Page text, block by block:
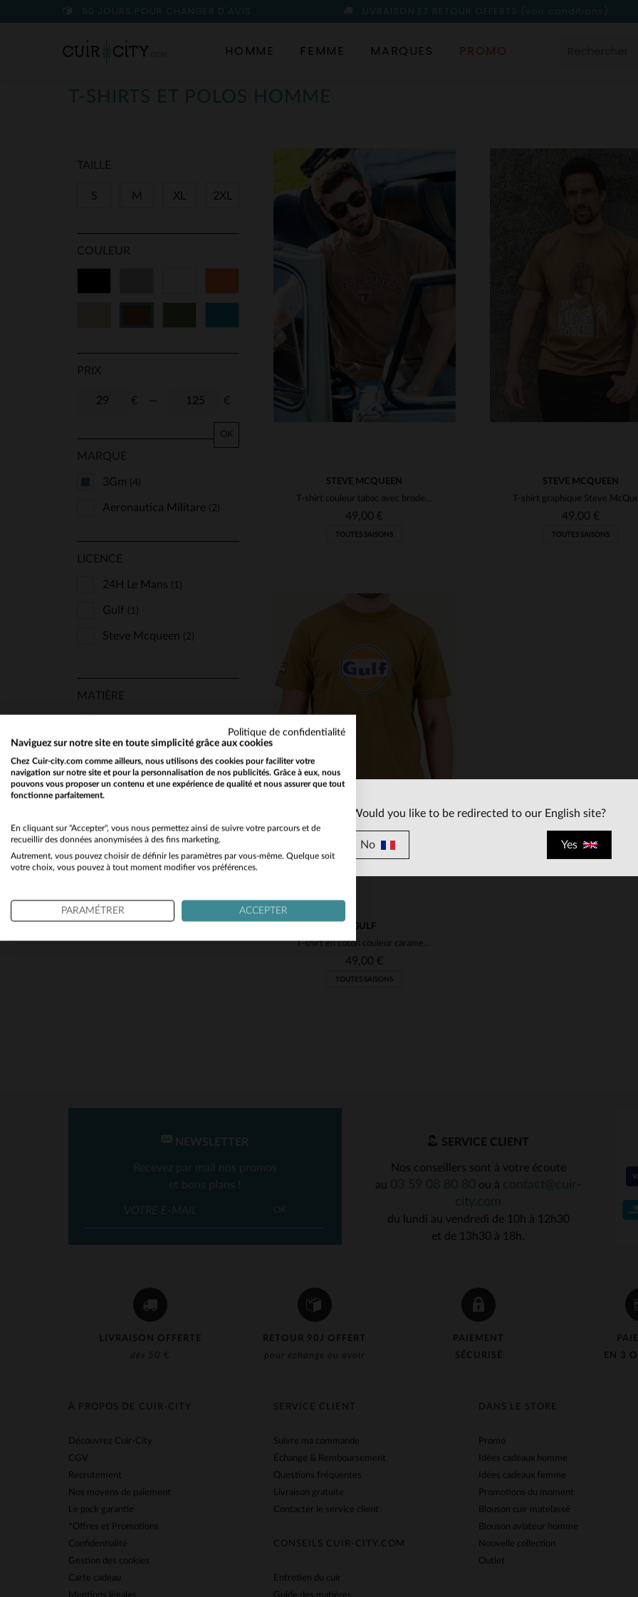
90 JOURS POUR CHANGER D'AVIS LIVRAISON ET RETOUR OFFERTS (voir conditions)
HOMME FEMME MARQUES PROMO
T-SHIRTS ET POLOS HOMME
TAILLE
S M XL 2XL
COULEUR
PRIX
€ €
OK
MARQUE
3Gm (4)
Aeronautica Militare (2)
LICENCE
24H Le Mans (1)
Gulf (1)
Steve Mcqueen (2)
MATIÈRE
SAISON
STEVE MCQUEEN
T-shirt couleur tabac avec broderie Steve McQueen
49,00 €
TOUTES SAISONS
STEVE MCQUEEN
49,00 €
TOUTES SAISONS
TAILLES DISPONIBLES
GULF
T-shirt en coton couleur caramel avec logo Gulf
49,00 €
TOUTES SAISONS
LIVRAISON OFFERTE
dès 50 €
RETOUR 90J OFFERT
pour échange ou avoir
PAIEMENT
SÉCURISÉ
EN 3
NEWSLETTER
Recevez par mail nos promos
et bons plans !
OK
SERVICE CLIENT
Nos conseillers sont à votre écoute
au
ou à
du lundi au vendredi de 10h à 12h30
et de 13h30 à 18h.
SERVICE CLIENT
Suivre ma commande
Échange & Remboursement
Questions fréquentes
Livraison gratuite
Contacter le service client
CONSEILS CUIR-CITY.COM
Entretien du cuir
DANS LE STORE
Promo
Idées cadeaux homme
Idées cadeaux femme
Promotions du moment
Blouson cuir matelassé
Blouson aviateur homme
Nouvelle collection
Outlet
À PROPOS DE CUIR-CITY
Découvrez Cuir-City
CGV
Recrutement
Nos moyens de paiement
Le pack garantie
*Offres et Promotions
Confidentialité
Gestion des cookies
Carte cadeau
Would you like to be redirected to our English site?
No Yes
Politique de confidentialité
Naviguez sur notre site en toute simplicité grâce aux cookies
Chez Cuir-city.com comme ailleurs, nous utilisons des cookies pour faciliter votre
navigation sur notre site et pour la personnalisation de nos publicités. Grâce à eux, nous
pouvons vous proposer un contenu et une expérience de qualité et nous assurer que tout
fonctionne parfaitement.
En cliquant sur "Accepter", vous nous permettez ainsi de suivre votre parcours et de
recueillir des données anonymisées à des fins marketing.
Autrement, vous pouvez choisir de définir les paramètres par vous-même. Quelque soit
votre choix, vous pouvez à tout moment modifier vos préférences.
PARAMÉTRER ACCEPTER